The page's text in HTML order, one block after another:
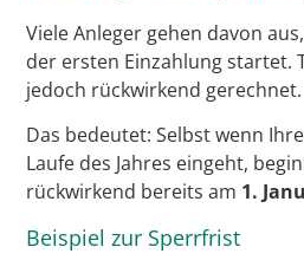
Viele Anleger gehen davon
der ersten Einzahlung startet.
jedoch rückwirkend gerechnet.
Das bedeutet: Selbst wenn
Laufe des Jahres eingeht,
rückwirkend bereits am 1.
Beispiel zur Sperrfrist